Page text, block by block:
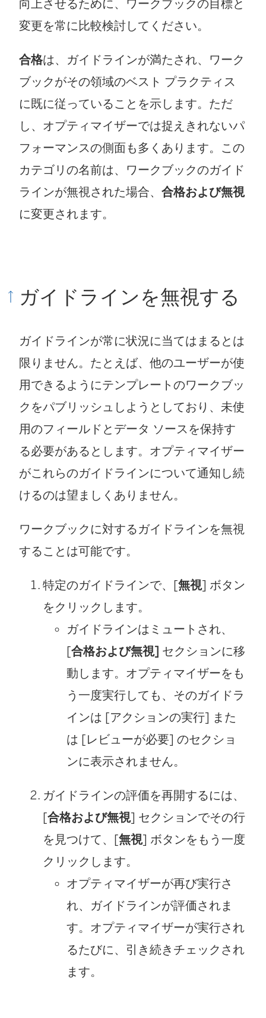
向上させるために、ワークブックの目標と
変更を常に比較検討してください。
合格は、ガイドラインが満たされ、ワーク
ブックがその領域のベスト プラクティス
に既に従っていることを示します。ただ
し、オプティマイザーでは捉えきれないパ
フォーマンスの側面も多くあります。この
カテゴリの名前は、ワークブックのガイド
ラインが無視された場合、 合格および無視
に変更されます。
ガイドラインを無視する
ガイドラインが常に状況に当てはまるとは
限りません。たとえば、他のユーザーが使
用できるようにテンプレートのワークブッ
クをパブリッシュしようとしており、未使
用のフィールドとデータ ソースを保持す
る必要があるとします。オプティマイザー
がこれらのガイドラインについて通知し続
けるのは望ましくありません。
ワークブックに対するガイドラインを無視
することは可能です。
特定のガイドラインで、[無視] ボタン
をクリックします。
ガイドラインはミュートされ、
[合格および無視] セクションに移
動します。オプティマイザーをも
う一度実行しても、そのガイドラ
インは [アクションの実行] また
は [レビューが必要] のセクショ
ンに表示されません。
ガイドラインの評価を再開するには、
[合格および無視] セクションでその行
を見つけて、[無視] ボタンをもう一度
クリックします。
オプティマイザーが再び実行さ
れ、ガイドラインが評価されま
す。オプティマイザーが実行され
るたびに、引き続きチェックされ
ます。